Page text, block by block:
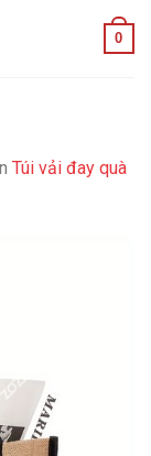
0
Túi vải đay quà